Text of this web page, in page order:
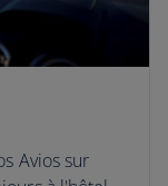
Avios sur